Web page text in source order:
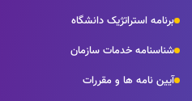
برنامه استراتژیک دانشگاه
شناسنامه خدمات سازمان
آیین نامه ها و مقررات